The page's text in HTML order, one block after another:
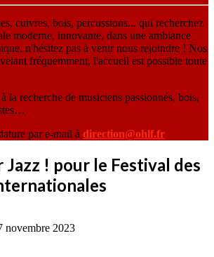
cuivres, bois, percussions... qui recherchez
moderne, innovante, dans une ambiance
n'hésitez pas à venir nous rejoindre ! Nos
fréquemment, l'accueil est possible toute
la recherche de musiciens passionnés, bois,
par e-mail à direction@ohlf.fr
! pour le Festival des
novembre 2023